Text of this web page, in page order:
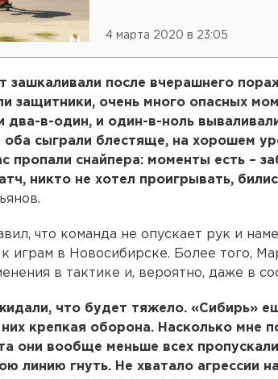
4 марта 2020 в 23:05
зашкаливали после вчерашнего
защитники, очень много опасных
два-в-один, и один-в-ноль
оба сыграли блестяще, на хорошем
пропали снайпера: моменты есть –
никто не хотел проигрывать,
что команда не опускает рук и
к играм в Новосибирске. Более того,
в тактике и, вероятно, даже в
что будет тяжело. «Сибирь»
крепкая оборона. Насколько мне
они вообще меньше всех
линию гнуть. Не хватало агрессии